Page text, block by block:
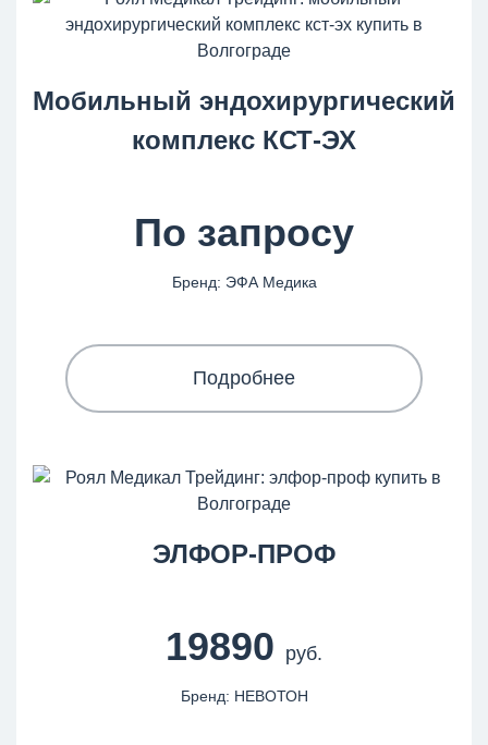
Мобильный эндохирургический
комплекс КСТ-ЭХ
По запросу
Бренд: ЭФА Медика
Подробнее
ЭЛФОР-ПРОФ
19890 руб.
Бренд: НЕВОТОН